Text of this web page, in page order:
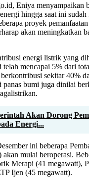
Eniya menyampaikan
hingga saat ini sudah
proyek
akan meningkatkan
energi listrik yang
mencapai 5% dari
sekitar 40%
panas bumi juga dinilai
Akan Dorong
Energi...
ini beberapa
mulai beroperasi.
Merapi (41 megawatt),
Ijen (45 megawatt).